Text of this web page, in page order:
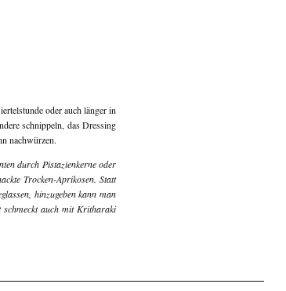
oder auch länger in
schnippeln, das Dressing
nachwürzen.
durch Pistazienkerne oder
Trocken-Aprikosen. Statt
hinzugeben kann man
schmeckt auch mit Kritharaki